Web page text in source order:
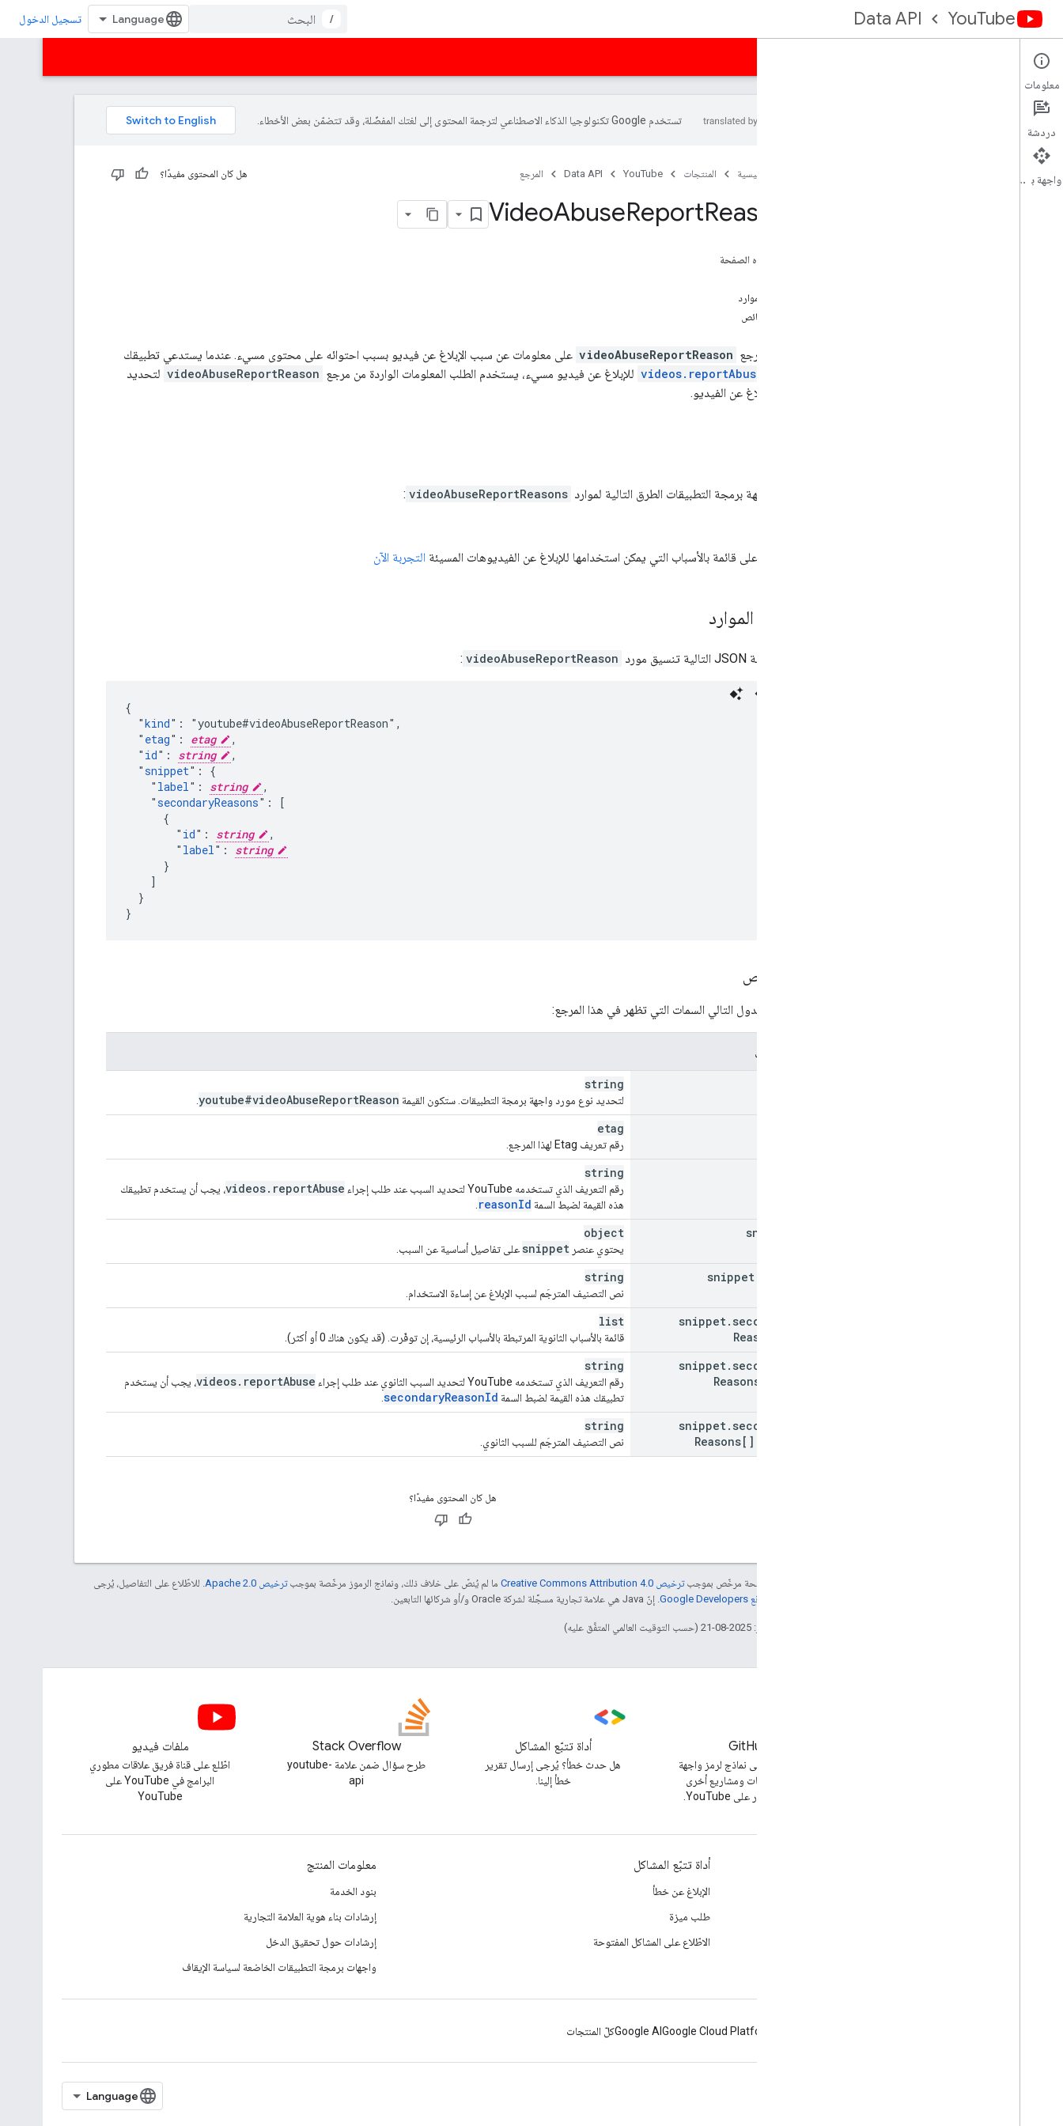
YouTube
Data API
/ تسجيل الدخول
نظرة عامة
أنشطة
تستخدم Google تكنولوجيا الذكاء الاصطناعي لترجمة المحتوى إلى لغتك المفضّلة، وقد تتضمّن بعض الأخطاء.
الصفحة الرئيسية المنتجات YouTube
Data API المرجع هل كان المحتوى مفيدًا؟
VideoAbuseReportReasons
على هذه الصفحة
تمثيل الموارد
الخصائص
يحتوي مرجع videoAbuseReportReason على معلومات عن سبب الإبلاغ عن فيديو بسبب احتوائه على محتوى مسيء. عندما يستدعي تطبيقك
videos.reportAbuse للإبلاغ عن فيديو مسيء، يستخدم الطلب المعلومات الواردة من مرجع videoAbuseReportReason لتحديد
سبب الإبلاغ عن الفيديو.
تتيح واجهة برمجة التطبيقات الطرق التالية لموارد videoAbuseReportReasons
:
الحصول على قائمة بالأسباب التي يمكن استخدامها للإبلاغ عن الفيديوهات المسيئة التجربة الآن
تمثيل الموارد
تعرض بنية JSON التالية تنسيق مورد videoAbuseReportReason
:
{
  "
kind": "youtube#videoAbuseReportReason",
  "
etag": etag
,
  "
id": string
,
  "
snippet": {
    "
label": string
,
    "
secondaryReasons": [
      {
        "
id": string
,
        "
label": string
      }
    ]
  }
}
الخصائص
يحدِّد الجدول التالي السمات التي تظهر في هذا المرجع:
string
لتحديد نوع مورد واجهة برمجة التطبيقات. ستكون القيمة youtube#videoAbuseReportReason
etag
رقم تعريف Etag لهذا المرجع.
string
رقم التعريف الذي تستخدمه YouTube لتحديد السبب عند طلب إجراء videos. reportAbuse
، يجب أن يستخدم تطبيقك
هذه القيمة لضبط السمة
reasonId
snippet
object
يحتوي عنصر snippet على تفاصيل أساسية عن السبب.
snippet
string
نص التصنيف المترجَم لسبب الإبلاغ عن إساءة الاستخدام.
snippet. secondary
Reasons[]
list
قائمة بالأسباب الثانوية المرتبطة بالأسباب الرئيسية، إن توفّرت. (قد يكون هناك 0 أو أكثر).
snippet. secondary
Reasons[]
string
رقم التعريف الذي تستخدمه YouTube لتحديد السبب الثانوي عند طلب إجراء videos. reportAbuse
، يجب أن يستخدم
تطبيقك هذه القيمة لضبط السمة
secondaryReasonId
snippet. secondary
Reasons[]
string
نص التصنيف المترجَم للسبب الثانوي.
هل كان المحتوى مفيدًا؟
إنّ محتوى هذه الصفحة مرخّص بموجبترخيص Creative Commons Attribution 4.0‏ ما لم يُنصّ على خلاف ذلك، ونماذج الرموز مرخّصة بموجبترخيص Apache 2.0‏
. للاطّلاع على التفاصيل، يُرجى
سياسات موقع Google Developers‏ . إنّ Java هي علامة تجارية مسجَّلة لشركة Oracle و/أو شركائها التابعين.
تاريخ التعديل الأخير: 2025-08-21 (حسب التوقيت العالمي المتفَّق عليه)
GitHub
يمكنك العثور على نماذج لرمز واجهة
برمجة التطبيقات ومشاريع أخرى
مفتوحة المصدر على YouTube.
أداة تتبّع المشاكل
هل حدث خطأ؟ يُرجى إرسال تقرير
خطأ إلينا.
Stack Overflow
طرح سؤال ضمن علامة youtube-
api
ملفات فيديو
اطّلع على قناة فريق علاقات مطوري
البرامج في YouTube على
YouTube
أداة تتبّع المشاكل
الإبلاغ عن خطأ
طلب ميزة
الاطّلاع على المشاكل المفتوحة
معلومات المنتج
بنود الخدمة
إرشادات بناء هوية العلامة التجارية
إرشادات حول تحقيق الدخل
واجهات برمجة التطبيقات الخاضعة لسياسة الإيقاف
Google Cloud Platform
Google AIكلّ المنتجات
معلومات
دردشة
واجهة برمجة التطبيقات